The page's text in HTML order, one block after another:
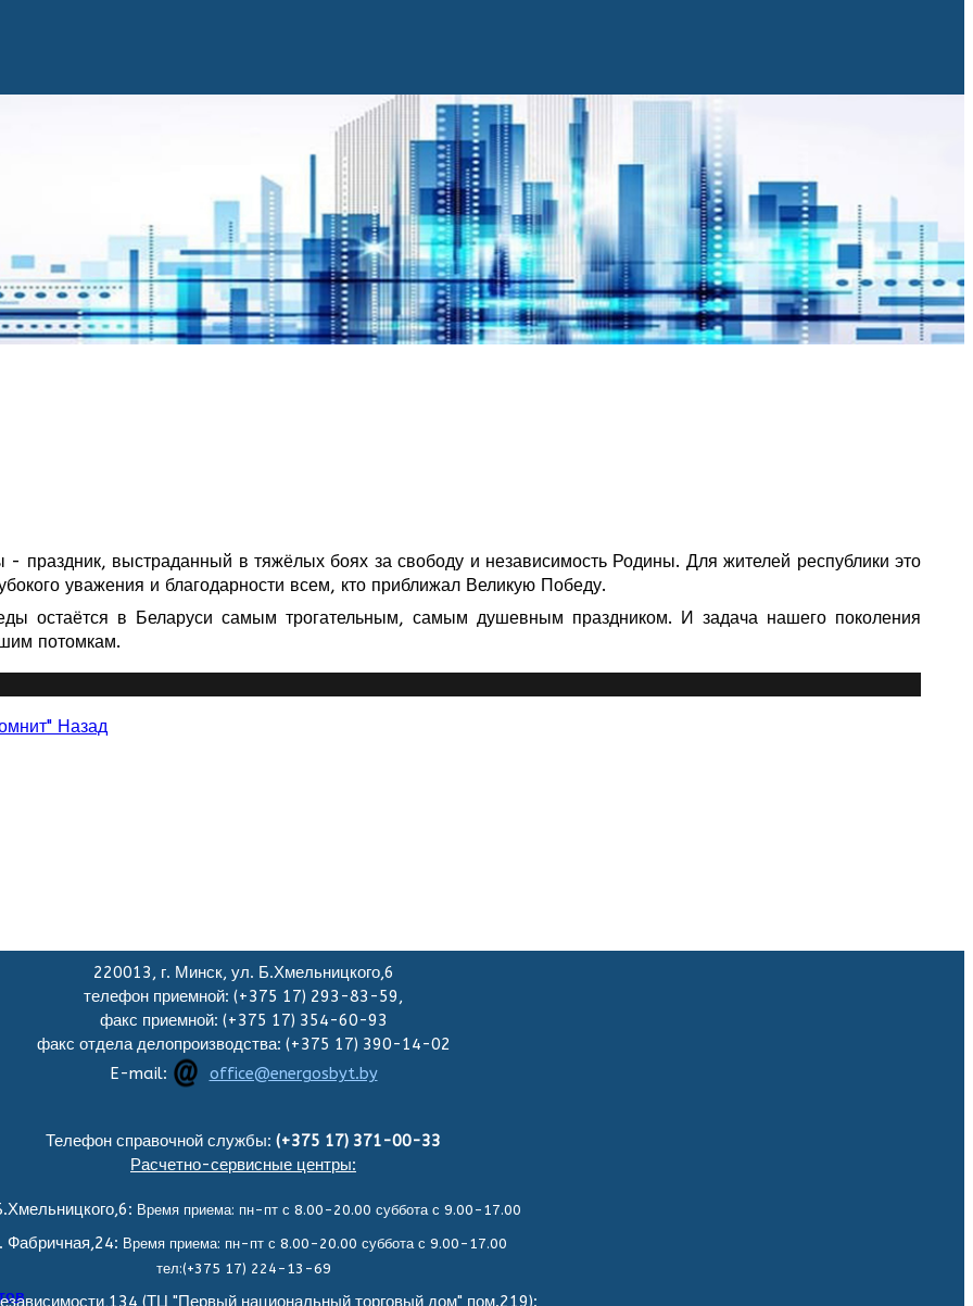
праздник, выстраданный в тяжёлых боях за свободу и независимость Родины. Для жителей республики это
уважения и благодарности всем, кто приближал Великую Победу.
остаётся в Беларуси самым трогательным, самым душевным праздником. И задача нашего поколения
потомкам.
Назад
220013, г. Минск, ул. Б.Хмельницкого,6
телефон приемной: (+375 17) 293-83-59,
факс приемной: (+375 17) 354-60-93
факс отдела делопроизводства: (+375 17) 390-14-02
E-mail:
office@energosbyt.by
Телефон справочной службы: (+375 17) 371-00-33
Расчетно-сервисные центры:
Время приема: пн-пт с 8.00-20.00 суббота с 9.00-17.00
Фабричная,24: Время приема: пн-пт с 8.00-20.00 суббота с 9.00-17.00
тел:(+375 17) 224-13-69
(ТЦ "Первый национальный торговый дом" пом.219):